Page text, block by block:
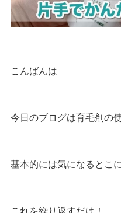
こんばんは
今日のブログは育毛剤の
基本的には気になるとこ
これを繰り返すだけ！